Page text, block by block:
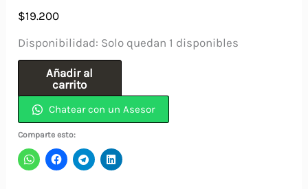
$19.200
Disponibilidad: Solo quedan 1 disponibles
Mini
1/8-
5/8"
Añadir al
carrito
Chatear con un Asesor
Comparte esto: